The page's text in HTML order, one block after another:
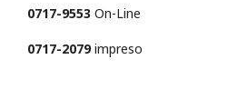
0717-9553 On-Line
0717-2079impreso